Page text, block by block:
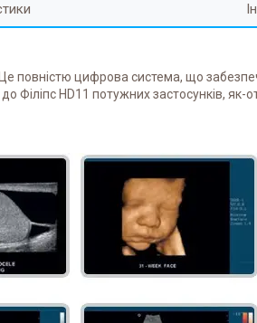
цифрова система, що забезпечує
HD11 потужних застосунків, як-